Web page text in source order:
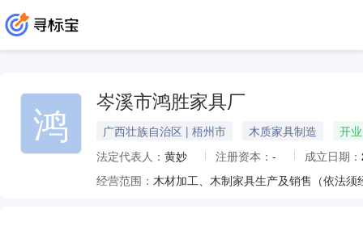
鸿 岑溪市鸿胜家具厂
广西壮族自治区 | 梧州市 木质家具制造
开业
法定代表人： 黄妙 注册资本： - 成立日期：
经营范围： 木材加工、木制家具生产及销售（依法